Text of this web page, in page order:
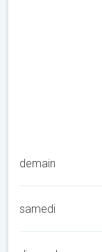
demain
samedi